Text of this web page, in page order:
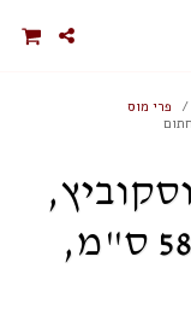
פרי מוס
שמן על בד, 48 על 58 ס"מ,